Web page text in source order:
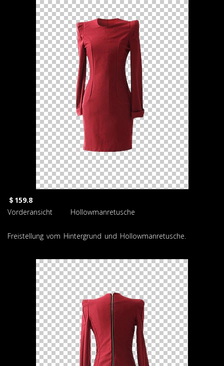
＄159.8
Vorderansicht Hollowmanretusche
Freistellung vom Hintergrund und Hollowmanretusche.